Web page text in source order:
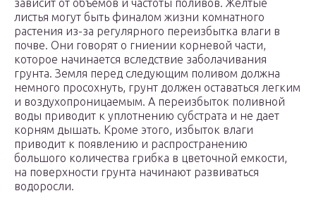
зависит от объемов и частоты поливов. Желтые
листья могут быть финалом жизни комнатного
растения из-за регулярного переизбытка влаги в
почве. Они говорят о гниении корневой части,
которое начинается вследствие заболачивания
грунта. Земля перед следующим поливом должна
немного просохнуть, грунт должен оставаться легким
и воздухопроницаемым. А переизбыток поливной
воды приводит к уплотнению субстрата и не дает
корням дышать. Кроме этого, избыток влаги
приводит к появлению и распространению
большого количества грибка в цветочной емкости,
на поверхности грунта начинают развиваться
водоросли.